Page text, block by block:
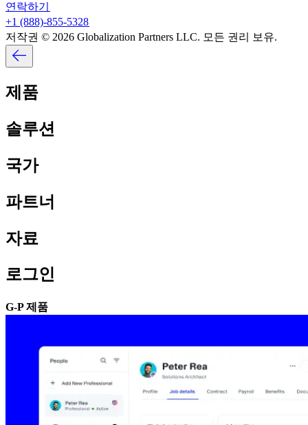
연락하기​​
+1 (888)-855-5328​​
저작권 © 2026 Globalization Partners LLC. 모든 권리 보유.​​
제품​​
솔루션​​
국가​​
파트너​​
자료​​
로그인​​
G-P 제품​​